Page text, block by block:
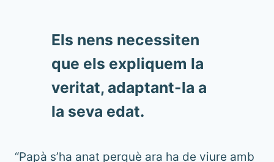
Els nens necessiten
que els expliquem la
veritat, adaptant-la a
la seva edat.
“Papà s’ha anat perquè ara ha de viure amb